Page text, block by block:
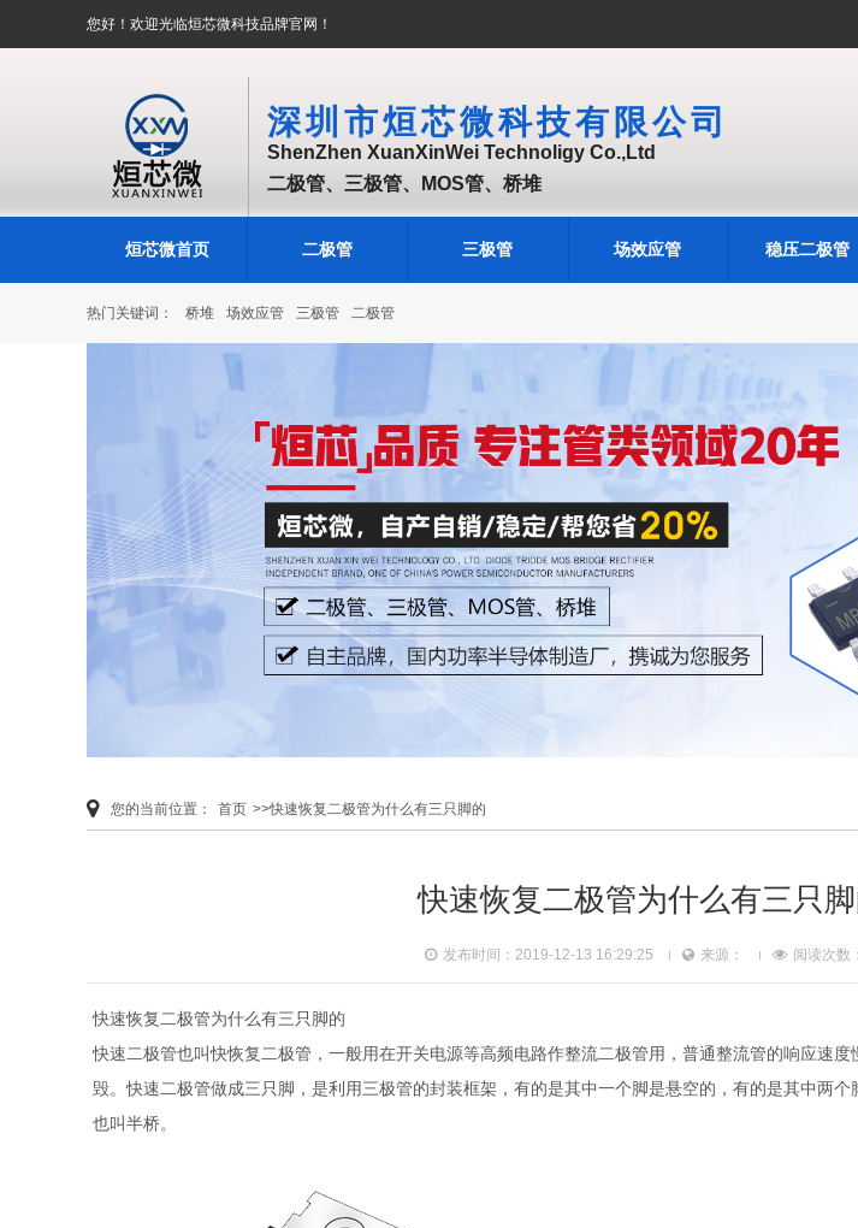
您好！欢迎光临烜芯微科技品牌官网！
深圳市烜芯微科技有限公司
ShenZhen XuanXinWei Technoligy Co.,Ltd
二极管、三极管、MOS管、桥堆
烜芯微首页 二极管 三极管 场效应管 稳压二极管
热门关键词： 桥堆 场效应管 三极管 二极管
您的当前位置： 首页 >>快速恢复二极管为什么有三只脚的
快速恢复二极管为什么有三只
发布时间：2019-12-13 16:29:25 来源： 阅读次数：
快速恢复二极管为什么有三只脚的
快速二极管也叫快恢复二极管，一般用在开关电源等高频电路作整流二极管用，普通整流管的响应速
毁。快速二极管做成三只脚，是利用三极管的封装框架，有的是其中一个脚是悬空的，有的是其中两个
也叫半桥。